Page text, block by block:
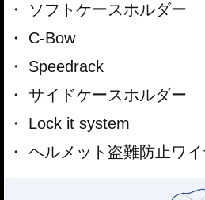
デザイン性に関してはデザイナーの意図を最
わせ、長さや角度なども最適化。表面はパウ
ます。
特にフレームカラーが特徴の車両には同色の
し、まるで1つのフレームであるかのような
証であり、同時に積み重ねてきた多くの知識
ソフトケースホルダー
C-Bow
Speedrack
サイドケースホルダー
Lock it system
ヘルメット盗難防止ワ